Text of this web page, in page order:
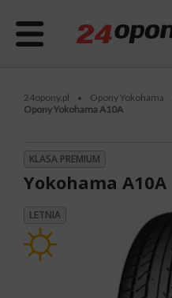
24opony.pl • Opony Yokohama
Opony Yokohama A10A
KLASA PREMIUM
Yokohama A10A
LETNIA